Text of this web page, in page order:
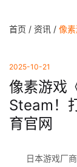
首页 / 资讯 /
2025-10-21
像素游戏
Steam！
育官网
日本游戏厂商